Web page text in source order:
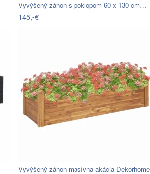
Vyvýšený záhon s poklopom 60 x 130 cm…
145,-€
Vyvýšený záhon masívna akácia Dekorhome